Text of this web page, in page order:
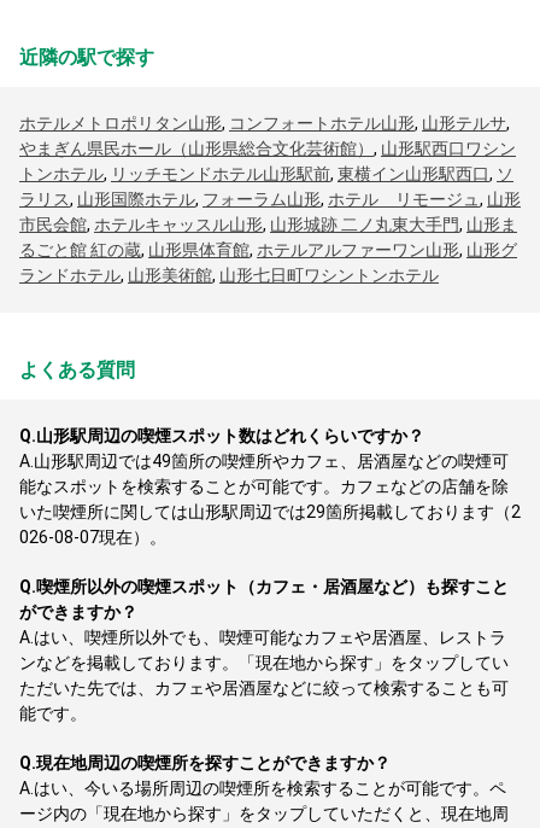
近隣の駅で探す
ホテルメトロポリタン山形, コンフォートホテル山形, 山形テルサ,
やまぎん県民ホール（山形県総合文化芸術館） , 山形駅西口ワシン
トンホテル, リッチモンドホテル山形駅前, 東横イン山形駅西口, ソ
ラリス, 山形国際ホテル, フォーラム山形, ホテル リモージュ , 山形
市民会館, ホテルキャッスル山形, 山形城跡 二ノ丸東大手門, 山形ま
るごと館 紅の蔵, 山形県体育館, ホテルアルファーワン山形, 山形グ
ランドホテル, 山形美術館, 山形七日町ワシントンホテル
よくある質問
Q.山形駅周辺の喫煙スポット数はどれくらいですか？
A. 山形駅周辺では49箇所の喫煙所やカフェ、居酒屋などの喫煙可
能なスポットを検索することが可能です。カフェなどの店舗を除
いた喫煙所に関しては山形駅周辺では29箇所掲載しております（2
026-08-07現在）。
Q.喫煙所以外の喫煙スポット（カフェ・居酒屋など）も探すこと
ができますか？
A. はい、喫煙所以外でも、喫煙可能なカフェや居酒屋、レストラ
ンなどを掲載しております。「現在地から探す」をタップしてい
ただいた先では、カフェや居酒屋などに絞って検索することも可
能です。
Q.現在地周辺の喫煙所を探すことができますか？
A. はい、今いる場所周辺の喫煙所を検索することが可能です。ペ
ージ内の「現在地から探す」をタップしていただくと、現在地周